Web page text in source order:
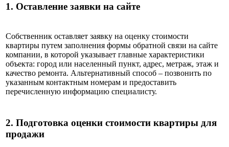
1. Оставление заявки на сайте
Собственник оставляет заявку на оценку стоимости
квартиры путем заполнения формы обратной связи на сайте
компании, в которой указывает главные характеристики
объекта: город или населенный пункт, адрес, метраж, этаж и
качество ремонта. Альтернативный способ – позвонить по
указанным контактным номерам и предоставить
перечисленную информацию специалисту.
2. Подготовка оценки стоимости квартиры для
продажи